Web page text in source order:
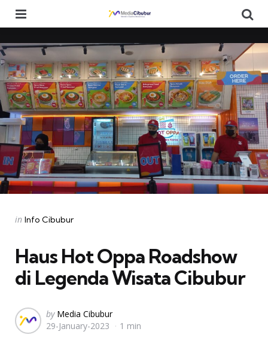
Categories
Posted
in Info Cibubur
Haus Hot Oppa Roadshow
di Legenda Wisata Cibubur
Posted
by
by Media Cibubur
29-January-2023
1 min